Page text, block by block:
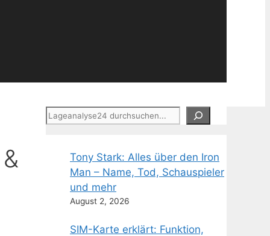
Suchen
Tony Stark: Alles über den Iron
Man – Name, Tod, Schauspieler
und mehr
August 2, 2026
SIM-Karte erklärt: Funktion,